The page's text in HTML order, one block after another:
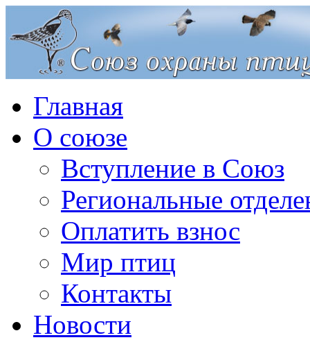
Главная
О союзе
Вступление в Союз
Региональные
Оплатить взнос
Мир птиц
Контакты
Новости